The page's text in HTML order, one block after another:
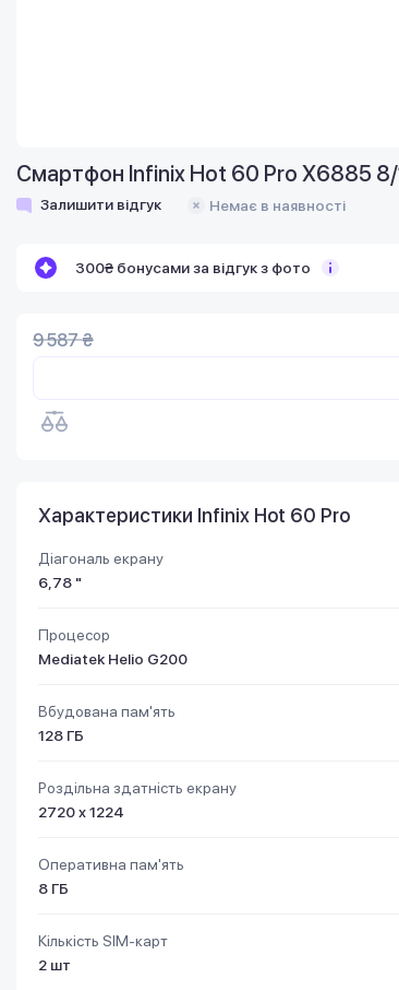
Смартфон Infinix Hot 60 Pro X6885 8/
Залишити відгук Немає в наявності
300₴ бонусами за відгук з фото
9 587 ₴
Характеристики Infinix Hot 60 Pro
Діагональ екрану
6,78 "
Процесор
Mediatek Helio G200
Вбудована пам'ять
128 ГБ
Роздільна здатність екрану
2720 х 1224
Оперативна пам'ять
8 ГБ
Кількість SIM-карт
2 шт